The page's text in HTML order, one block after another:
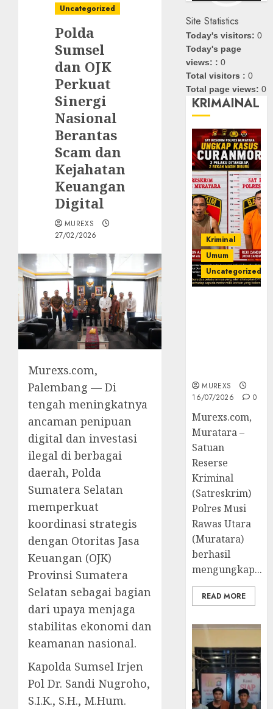
Uncategorized
Polda
Sumsel
dan OJK
Perkuat
Sinergi
Nasional
Berantas
Scam dan
Kejahatan
Keuangan
Digital
MUREXS
27/02/2026
Murexs.com,
Palembang — Di
tengah meningkatnya
ancaman penipuan
digital dan investasi
ilegal di berbagai
daerah, Polda
Sumatera Selatan
memperkuat
koordinasi strategis
dengan Otoritas Jasa
Keuangan (OJK)
Provinsi Sumatera
Selatan sebagai bagian
dari upaya menjaga
stabilitas ekonomi dan
keamanan nasional.
Kapolda Sumsel Irjen
Pol Dr. Sandi Nugroho,
S.I.K., S.H., M.Hum.
Site Statistics
Today's visitors:0
Today's page
views: :0
Total visitors :0
Total page views:0
KRIMAINAL
Kriminal
Umum
Uncategorized
MUREXS
16/07/2026
0
Murexs.com,
Muratara –
Satuan
Reserse
Kriminal
(Satreskrim)
Polres Musi
Rawas Utara
(Muratara)
berhasil
mengungkap...
READ MORE